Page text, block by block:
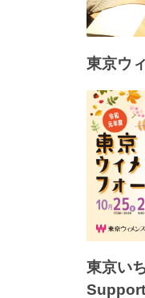
東京ウ
東京い